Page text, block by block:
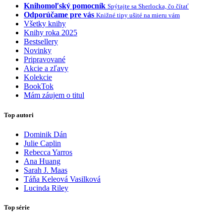
Knihomoľský pomocník Spýtajte sa Sherlocka, čo čítať
Odporúčame pre vás Knižné tipy ušité na mieru vám
Všetky knihy
Knihy roka 2025
Bestsellery
Novinky
Pripravované
Akcie a zľavy
Kolekcie
BookTok
Mám záujem o titul
Top autori
Dominik Dán
Julie Caplin
Rebecca Yarros
Ana Huang
Sarah J. Maas
Táňa Keleová Vasilková
Lucinda Riley
Top série